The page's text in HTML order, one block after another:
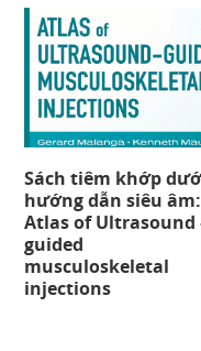
Sách tiêm khớp
hướng dẫn siêu âm:
Atlas of Ultrasound
guided
musculoskeletal
injections